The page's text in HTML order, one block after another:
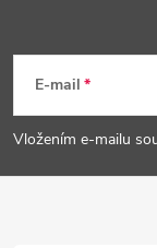
p
a
E-mail
Vložením e-mailu